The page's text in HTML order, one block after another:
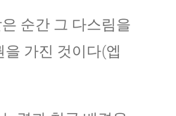
순간 그 다스림을
을 가진 것이다(엡